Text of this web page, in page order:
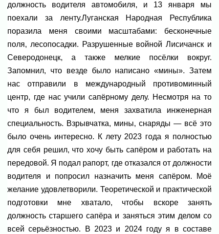
должность водителя автомобиля, и 13 января мы
поехали за ленту.Луганская Народная Республика
поразила меня своими масштабами: бесконечные
поля, лесопосадки. Разрушенные войной Лисичанск и
Северодонецк, а также мелкие посёлки вокруг.
Запомнил, что везде было написано «мины». Затем
нас отправили в международный противоминный
центр, где нас учили сапёрному делу. Несмотря на то
что я был водителем, меня захватила инженерная
специальность. Взрывчатка, мины, снаряды — всё это
было очень интересно. К лету 2023 года я полностью
для себя решил, что хочу быть сапёром и работать на
передовой. Я подал рапорт, где отказался от должности
водителя и попросил назначить меня сапёром. Моё
желание удовлетворили. Теоретической и практической
подготовки мне хватало, чтобы вскоре занять
должность старшего сапёра и заняться этим делом со
всей серьёзностью. В 2023 и 2024 году я в составе